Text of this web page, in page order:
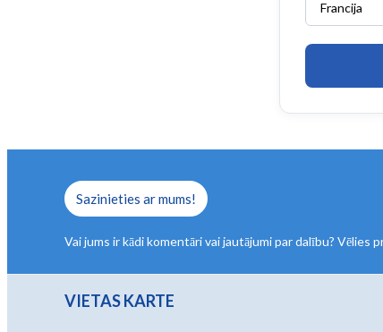
Sazinieties ar mums!
Vai jums ir kādi komentāri vai jautājumi par dalību? Vēlies
VIETAS KARTE